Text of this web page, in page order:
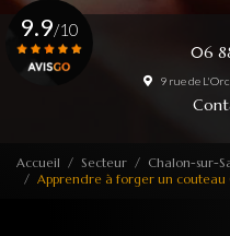
06
9 rue de
9.9/10
Accueil Secteur
Chalon-sur-
Apprendre à forger un couteau